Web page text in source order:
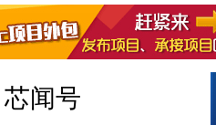
芯闻号